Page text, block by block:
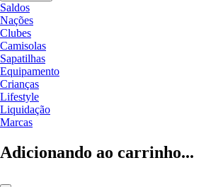
Saldos
Nações
Clubes
Camisolas
Sapatilhas
Equipamento
Crianças
Lifestyle
Liquidação
Marcas
Adicionando ao carrinho...